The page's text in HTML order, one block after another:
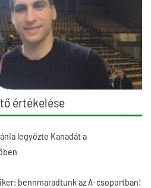
értékelése
legyőzte Kanadát a
bennmaradtunk az A-csoportban!